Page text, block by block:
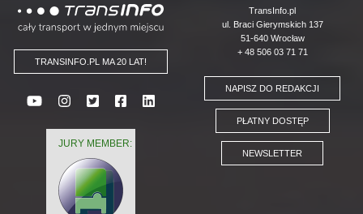
Logo
TRANSINFO.PL MA 20 LAT!
JURY MEMBER:
TransInfo.pl
ul. Braci Gierymskich 137
51-640 Wrocław
+ 48 506 03 71 71
NAPISZ DO REDAKCJI
PŁATNY DOSTĘP
NEWSLETTER